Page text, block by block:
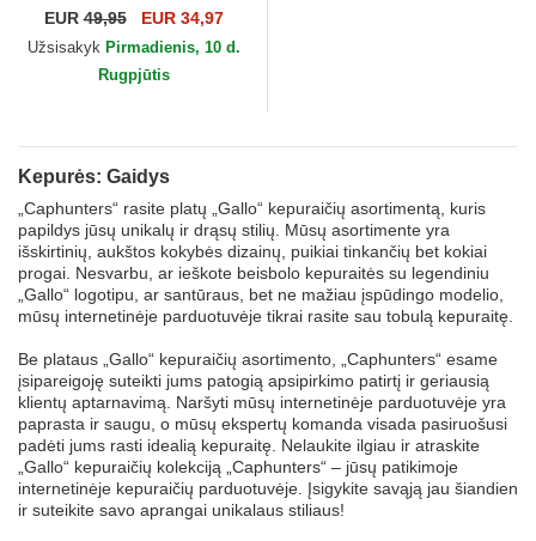
The Farm Flats The Farm
Goorin Bros.
EUR49,95 EUR 34,97
Užsisakyk Pirmadienis, 10 d.
Rugpjūtis
Kepurės: Gaidys
„Caphunters“ rasite platų „Gallo“ kepuraičių asortimentą, kuris
papildys jūsų unikalų ir drąsų stilių. Mūsų asortimente yra
išskirtinių, aukštos kokybės dizainų, puikiai tinkančių bet kokiai
progai. Nesvarbu, ar ieškote beisbolo kepuraitės su legendiniu
„Gallo“ logotipu, ar santūraus, bet ne mažiau įspūdingo modelio,
mūsų internetinėje parduotuvėje tikrai rasite sau tobulą kepuraitę.
Be plataus „Gallo“ kepuraičių asortimento, „Caphunters“ esame
įsipareigoję suteikti jums patogią apsipirkimo patirtį ir geriausią
klientų aptarnavimą. Naršyti mūsų internetinėje parduotuvėje yra
paprasta ir saugu, o mūsų ekspertų komanda visada pasiruošusi
padėti jums rasti idealią kepuraitę. Nelaukite ilgiau ir atraskite
„Gallo“ kepuraičių kolekciją „Caphunters“ – jūsų patikimoje
internetinėje kepuraičių parduotuvėje. Įsigykite savąją jau šiandien
ir suteikite savo aprangai unikalaus stiliaus!